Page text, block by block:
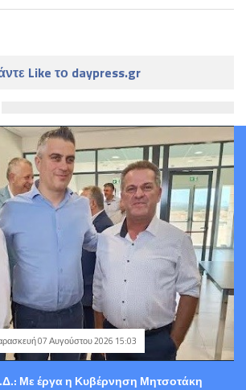
Like το daypress.gr
07 Αυγούστου 2026 15:03
Με έργα η Κυβέρνηση Μητσοτάκη